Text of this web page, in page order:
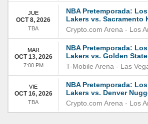
NBA Pretemporada:
Lakers vs. Sacramento
Crypto.com Arena - Los
JUE
OCT 8, 2026
TBA
NBA Pretemporada:
Lakers vs. Golden
T-Mobile Arena - Las
MAR
OCT 13, 2026
7:00 PM
NBA Pretemporada:
Lakers vs. Denver
Crypto.com Arena - Los
VIE
OCT 16, 2026
TBA